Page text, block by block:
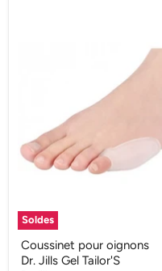
Soldes
Coussinet pour oignons
Dr. Jills Gel Tailor'S